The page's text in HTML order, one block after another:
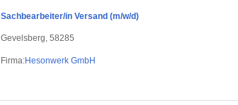
Sachbearbeiter/in Versand (m/w/d)
Gevelsberg, 58285
Firma:Hesonwerk GmbH